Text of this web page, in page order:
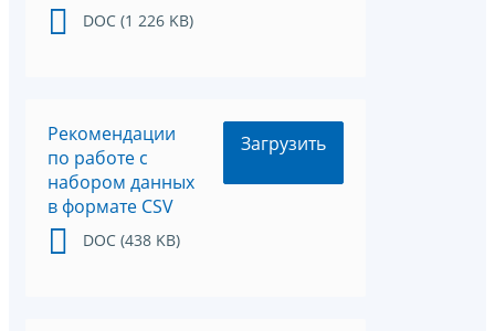
DOC (1 226 KB)
Рекомендации
по работе с
набором данных
в формате CSV
DOC (438 KB)
Загрузить